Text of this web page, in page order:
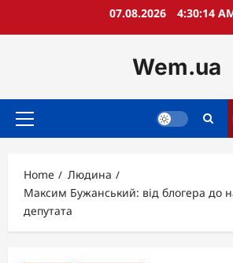
07.08.2026 4:30:16
Wem.ua
Primary
Home
Людина
Максим Бужанський: від блогера до
депутата